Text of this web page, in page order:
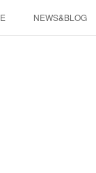
NEWS&BLOG